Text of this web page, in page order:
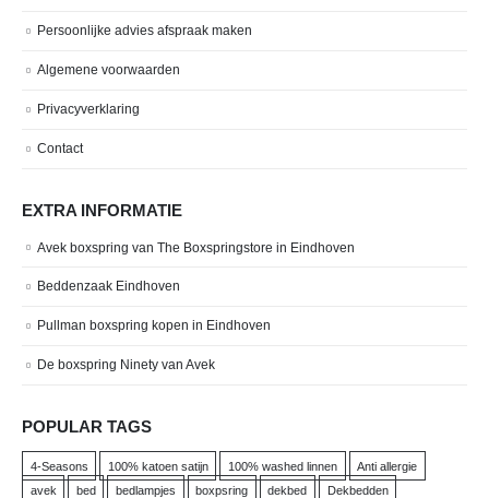
Persoonlijke advies afspraak maken
Algemene voorwaarden
Privacyverklaring
Contact
EXTRA INFORMATIE
Avek boxspring van The Boxspringstore in Eindhoven
Beddenzaak Eindhoven
Pullman boxspring kopen in Eindhoven
De boxspring Ninety van Avek
POPULAR TAGS
4-Seasons 100% katoen satijn 100% washed linnen
Anti allergie
avek
bed bedlampjes boxpsring dekbed
Dekbedden